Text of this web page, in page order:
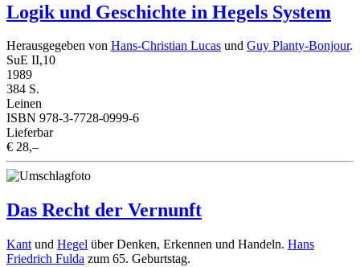
Logik und Geschichte in Hegels System
Herausgegeben von Hans-Christian Lucas und Guy Planty-Bonjour.
SuE II,10
1989
384 S.
Leinen
ISBN 978-3-7728-0999-6
Lieferbar
€ 28,–
Das Recht der Vernunft
Kant und Hegel über Denken, Erkennen und Handeln. Hans
Friedrich Fulda zum 65. Geburtstag.